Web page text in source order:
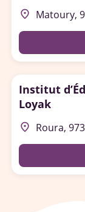
place Matoury,
Institut
Loyak
place Roura,